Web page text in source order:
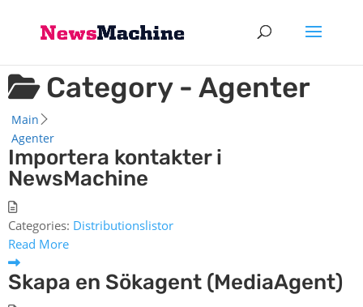
Category - Agenter
Main
Agenter
Importera kontakter i
NewsMachine
Categories: Distributionslistor
Read More
Skapa en Sökagent (MediaAgent)